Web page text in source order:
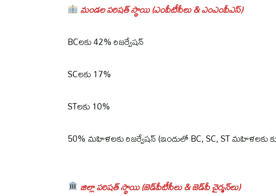
మండల పరిషత్ స్థాయి (ఎంపీటీసీలు & ఎంఎంపీఎస్)
BCలకు 42% రిజర్వేషన్
SCలకు 17%
STలకు 10%
50% మహిళలకు రిజర్వేషన్ (ఇందులో BC, SC, ST
జిల్లా పరిషత్ స్థాయి (జెడ్‌పీటీసీలు & జెడ్‌పీ చైర్మన్‌లు)